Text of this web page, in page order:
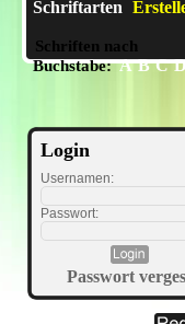
Schriftarten
Schriften nach
Buchstabe:A B C
Login
Usernamen:
Passwort:
Passwort